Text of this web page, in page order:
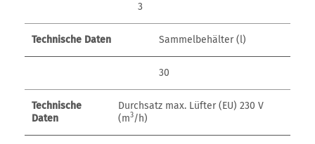
3
Technische Daten Sammelbehälter (l)
30
Technische
Daten
Durchsatz max. Lüfter (EU) 230 V
(m3/h)